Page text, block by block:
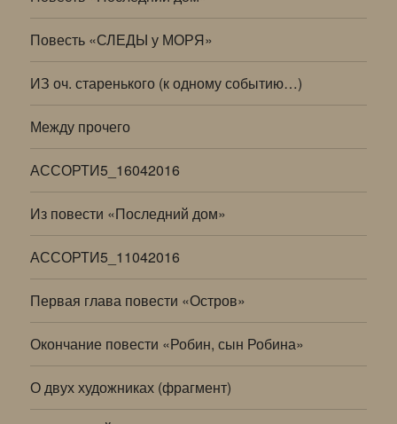
Повесть «СЛЕДЫ у МОРЯ»
ИЗ оч. старенького (к одному событию…)
Между прочего
АССОРТИ5_16042016
Из повести «Последний дом»
АССОРТИ5_11042016
Первая глава повести «Остров»
Окончание повести «Робин, сын Робина»
О двух художниках (фрагмент)